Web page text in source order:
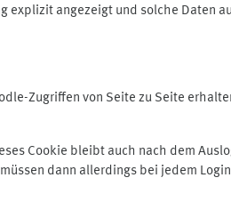
explizit angezeigt und solche Daten
Zugriffen von Seite zu Seite
Cookie bleibt auch nach dem
dann allerdings bei jedem